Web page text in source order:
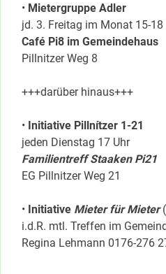
• Mietergruppe Adler
jd. 3. Freitag im Monat 15-18
Café Pi8 im Gemeindehaus
Pillnitzer Weg 8
+++darüber hinaus+++
• Initiative Pillnítzer 1-21
jeden Dienstag 17 Uhr
Familientreff Staaken Pi21
EG Pillnitzer Weg 21
• Initiative Mieter für Mieter
i.d.R. mtl. Treffen im
Regina Lehmann 0176-276